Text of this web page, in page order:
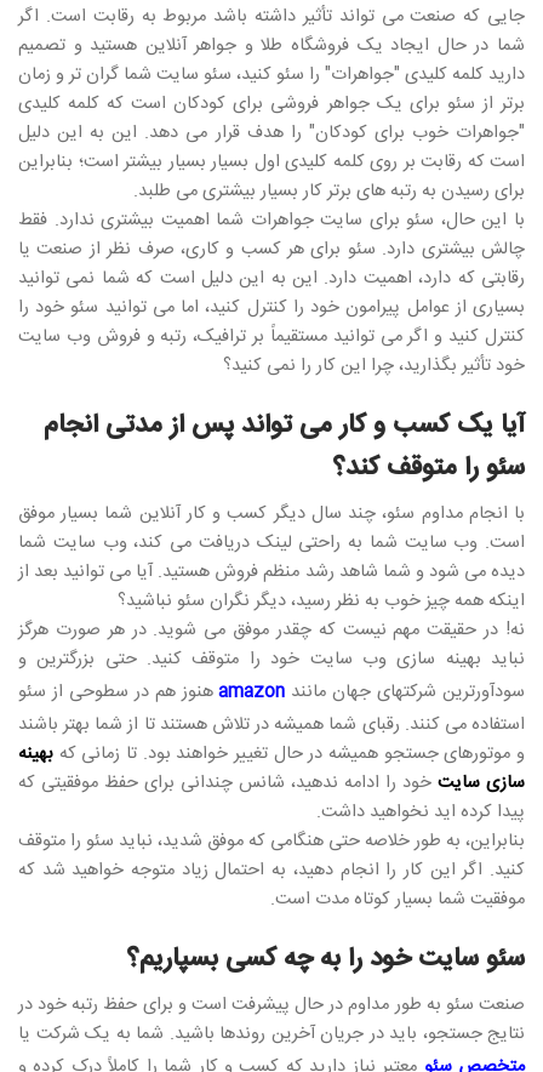
جایی که صنعت می تواند تأثیر داشته باشد مربوط به رقابت است. اگر
شما در حال ایجاد یک فروشگاه طلا و جواهر آنلاین هستید و تصمیم
دارید کلمه کلیدی "جواهرات" را سئو کنید، سئو سایت شما گران تر و زمان
برتر از سئو برای یک جواهر فروشی برای کودکان است که کلمه کلیدی
"جواهرات خوب برای کودکان" را هدف قرار می دهد. این به این دلیل
است که رقابت بر روی کلمه کلیدی اول بسیار بسیار بیشتر است؛ بنابراین
برای رسیدن به رتبه های برتر کار بسیار بیشتری می طلبد.
با این حال، سئو برای سایت جواهرات شما اهمیت بیشتری ندارد. فقط
چالش بیشتری دارد. سئو برای هر کسب و کاری، صرف نظر از صنعت یا
رقابتی که دارد، اهمیت دارد. این به این دلیل است که شما نمی توانید
بسیاری از عوامل پیرامون خود را کنترل کنید، اما می توانید سئو خود را
کنترل کنید و اگر می توانید مستقیماً بر ترافیک، رتبه و فروش وب سایت
خود تأثیر بگذارید، چرا این کار را نمی کنید؟
آیا یک کسب و کار می تواند پس از مدتی انجام
سئو را متوقف کند؟
با انجام مداوم سئو، چند سال دیگر کسب و کار آنلاین شما بسیار موفق
است. وب سایت شما به راحتی لینک دریافت می کند، وب سایت شما
دیده می شود و شما شاهد رشد منظم فروش هستید. آیا می توانید بعد از
اینکه همه چیز خوب به نظر رسید، دیگر نگران سئو نباشید؟
نه! در حقیقت مهم نیست که چقدر موفق می شوید. در هر صورت هرگز
نباید بهینه سازی وب سایت خود را متوقف کنید. حتی بزرگترین و
سودآورترین شرکتهای جهان مانند amazonهنوز هم در سطوحی از سئو
استفاده می کنند. رقبای شما همیشه در تلاش هستند تا از شما بهتر باشند
و موتورهای جستجو همیشه در حال تغییر خواهند بود. تا زمانی که بهینه
سازی سایت خود را ادامه ندهید، شانس چندانی برای حفظ موفقیتی که
پیدا کرده اید نخواهید داشت.
بنابراین، به طور خلاصه حتی هنگامی که موفق شدید، نباید سئو را متوقف
کنید. اگر این کار را انجام دهید، به احتمال زیاد متوجه خواهید شد که
موفقیت شما بسیار کوتاه مدت است.
سئو سایت خود را به چه کسی بسپاریم؟
صنعت سئو به طور مداوم در حال پیشرفت است و برای حفظ رتبه خود در
نتایج جستجو، باید در جریان آخرین روندها باشید. شما به یک شرکت یا